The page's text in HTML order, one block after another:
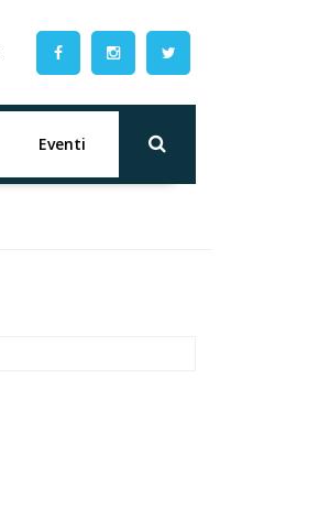
Eventi